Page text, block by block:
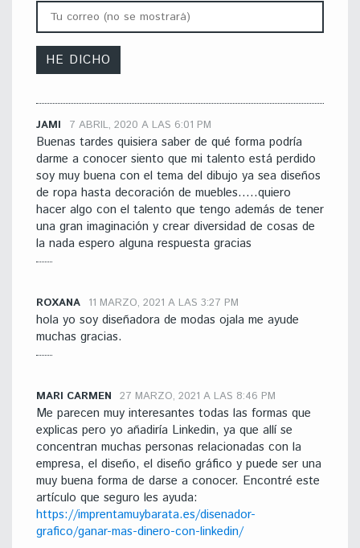
JAMI 7 ABRIL, 2020 A LAS 6:01 PM
Buenas tardes quisiera saber de qué forma podría
darme a conocer siento que mi talento está perdido
soy muy buena con el tema del dibujo ya sea diseños
de ropa hasta decoración de muebles…..quiero
hacer algo con el talento que tengo además de tener
una gran imaginación y crear diversidad de cosas de
la nada espero alguna respuesta gracias
ROXANA 11 MARZO, 2021 A LAS 3:27 PM
hola yo soy diseñadora de modas ojala me ayude
muchas gracias.
MARI CARMEN 27 MARZO, 2021 A LAS 8:46 PM
Me parecen muy interesantes todas las formas que
explicas pero yo añadiría Linkedin, ya que allí se
concentran muchas personas relacionadas con la
empresa, el diseño, el diseño gráfico y puede ser una
muy buena forma de darse a conocer. Encontré este
artículo que seguro les ayuda:
https://imprentamuybarata.es/disenador-
grafico/ganar-mas-dinero-con-linkedin/